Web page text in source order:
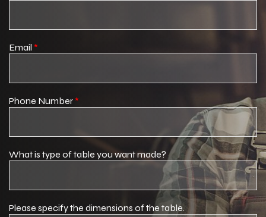
Email *
Phone Number*
What is type of table you want made?
Please specify the dimensions of the table.